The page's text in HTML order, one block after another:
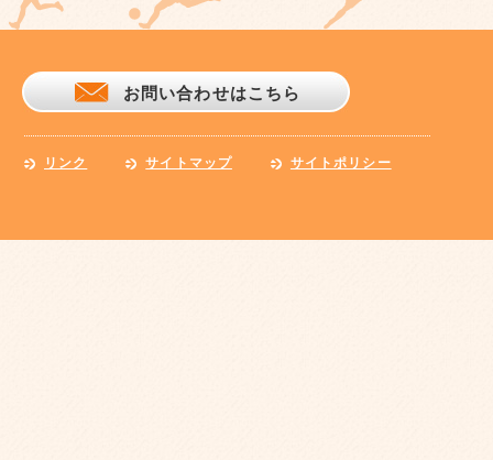
お問い合わせはこちら
リンク サイトマップ サイトポリシー